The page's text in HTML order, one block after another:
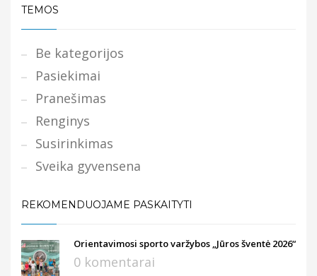
TEMOS
Be kategorijos
Pasiekimai
Pranešimas
Renginys
Susirinkimas
Sveika gyvensena
REKOMENDUOJAME PASKAITYTI
Orientavimosi sporto varžybos „Jūros šventė 2026“
0 komentarai